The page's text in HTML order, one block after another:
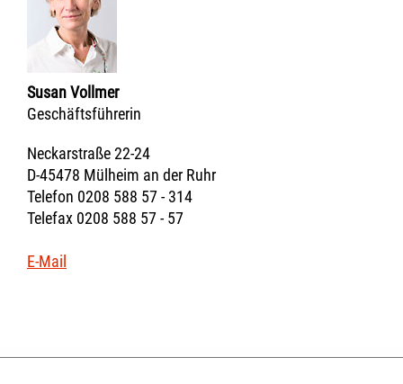
Susan Vollmer
Geschäftsführerin
Neckarstraße 22-24
D-45478 Mülheim an der Ruhr
Telefon 0208 588 57 - 314
Telefax 0208 588 57 - 57
E-Mail